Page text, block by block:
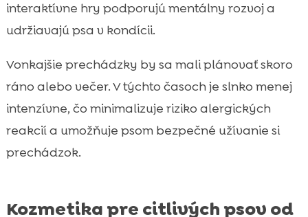
interaktívne hry podporujú mentálny rozvoj a
udržiavajú psa v kondícii.
Vonkajšie prechádzky by sa mali plánovať skoro
ráno alebo večer. V týchto časoch je slnko menej
intenzívne, čo minimalizuje riziko alergických
reakcií a umožňuje psom bezpečné užívanie si
prechádzok.
Kozmetika pre citlivých psov od